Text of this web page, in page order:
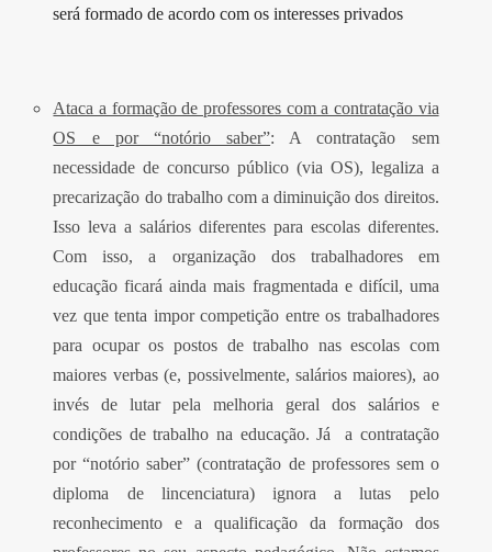
será formado de acordo com os interesses privados
Ataca a formação de professores com a contratação via
OS e por “notório saber”: A contratação sem
necessidade de concurso público (via OS), legaliza a
precarização do trabalho com a diminuição dos direitos.
Isso leva a salários diferentes para escolas diferentes.
Com isso, a organização dos trabalhadores em
educação ficará ainda mais fragmentada e difícil, uma
vez que tenta impor competição entre os trabalhadores
para ocupar os postos de trabalho nas escolas com
maiores verbas (e, possivelmente, salários maiores), ao
invés de lutar pela melhoria geral dos salários e
condições de trabalho na educação. Já a contratação
por “notório saber” (contratação de professores sem o
diploma de lincenciatura) ignora a lutas pelo
reconhecimento e a qualificação da formação dos